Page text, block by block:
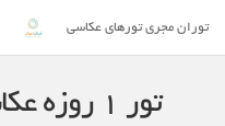
توران مجری تورهای عکاسی
تور ۱ روزه عکاسی مزرعه زعفران